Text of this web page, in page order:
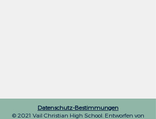
Datenschutz-Bestimmungen
© 2021 Vail Christian High School. Entworfen von